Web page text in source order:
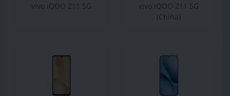
vivo iQOO Z11 5G
vivo iQOO Z11 5G
(China)